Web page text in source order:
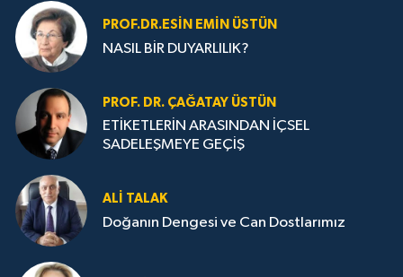
PROF.DR.ESIN EMIN ÜSTÜN
NASIL BİR DUYARLILIK?
PROF. DR. ÇAĞATAY ÜSTÜN
ETİKETLERİN ARASINDAN İÇSEL
SADELEŞMEYE GEÇİŞ
ALI TALAK
Doğanın Dengesi ve Can Dostlarımız